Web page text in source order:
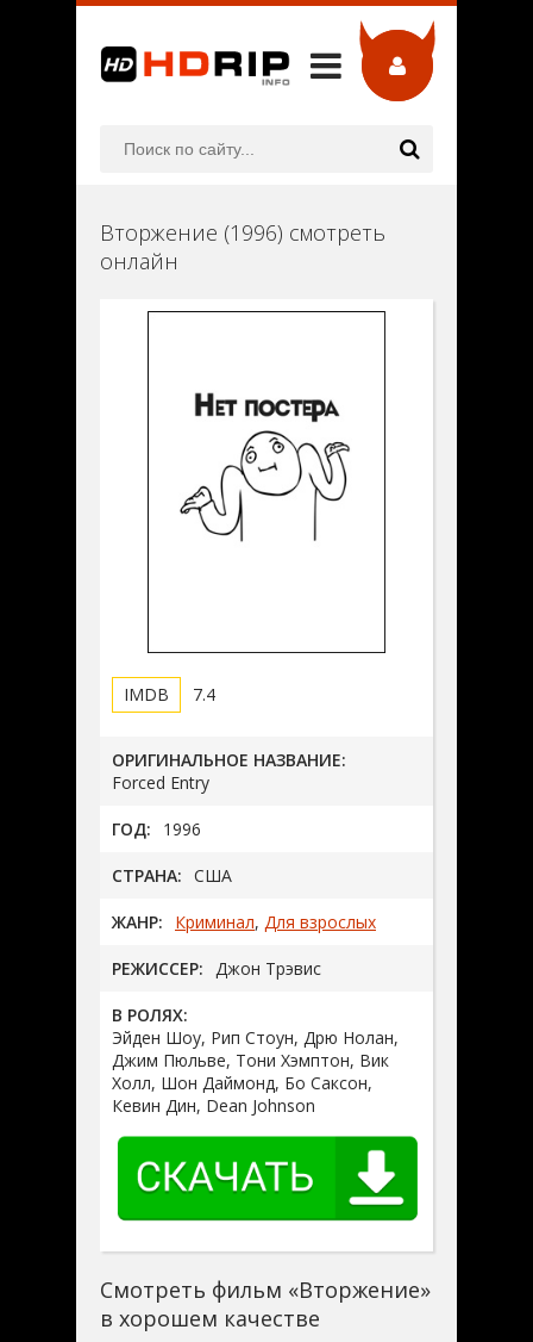
Вторжение (1996) смотреть
онлайн
7.4
ОРИГИНАЛЬНОЕ НАЗВАНИЕ:
Forced Entry
ГОД: 1996
СТРАНА: США
ЖАНР: Криминал, Для взрослых
РЕЖИССЕР: Джон Трэвис
В РОЛЯХ:
Эйден Шоу, Рип Стоун, Дрю Нолан,
Джим Пюльве, Тони Хэмптон, Вик
Холл, Шон Даймонд, Бо Саксон,
Кевин Дин, Dean Johnson
Смотреть фильм «Вторжение»
в хорошем качестве